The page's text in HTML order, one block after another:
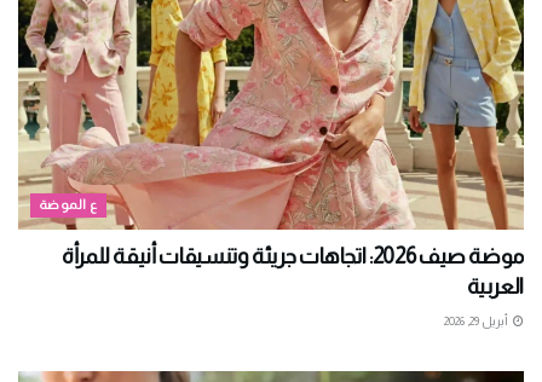
ع الموضة
موضة صيف 2026: اتجاهات جريئة وتنسيقات أنيقة للمرأة
العربية
أبريل 29, 2026